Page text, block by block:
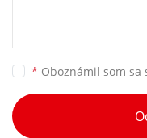
* Oboznámil som sa